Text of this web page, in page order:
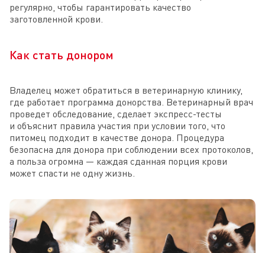
регулярно, чтобы гарантировать качество
заготовленной крови.
Как стать донором
Владелец может обратиться в ветеринарную клинику,
где работает программа донорства. Ветеринарный врач
проведет обследование, сделает экспресс-тесты
и объяснит правила участия при условии того, что
питомец подходит в качестве донора. Процедура
безопасна для донора при соблюдении всех протоколов,
а польза огромна — каждая сданная порция крови
может спасти не одну жизнь.